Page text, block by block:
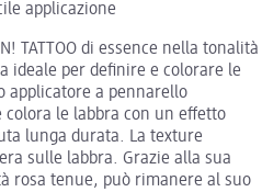
applicazione
TATTOO di essence nella tonalità
ideale per definire e colorare le
applicatore a pennarello
le labbra con un effetto
lunga durata. La texture
sulle labbra. Grazie alla sua
rosa tenue, può rimanere al suo